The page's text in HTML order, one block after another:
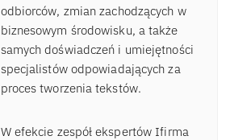
odbiorców, zmian zachodzących w
biznesowym środowisku, a także
samych doświadczeń i umiejętności
specjalistów odpowiadających za
proces tworzenia tekstów.
W efekcie zespół ekspertów Ifirma